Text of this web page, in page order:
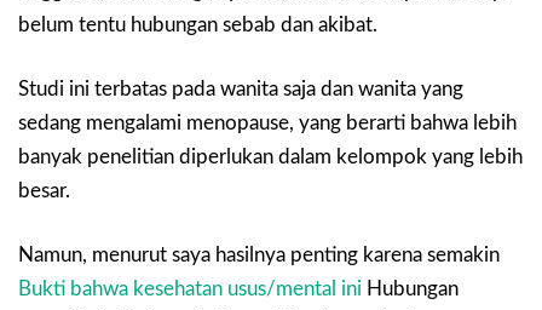
belum tentu hubungan sebab dan akibat.
Studi ini terbatas pada wanita saja dan wanita yang
sedang mengalami menopause, yang berarti bahwa lebih
banyak penelitian diperlukan dalam kelompok yang lebih
besar.
Namun, menurut saya hasilnya penting karena semakin
Bukti bahwa kesehatan usus/mental ini Hubungan